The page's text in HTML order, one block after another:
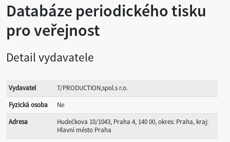
Databáze periodického tisku
pro veřejnost
Detail vydavatele
Vydavatel
T/PRODUCTION,spol.s r.o.
Fyzická osoba
Ne
Adresa
Hudečkova 10/1043, Praha 4, 140 00, okres: Praha, kraj:
Hlavní město Praha